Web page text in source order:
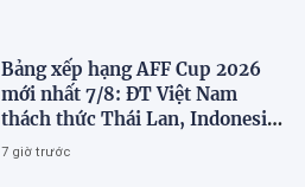
Bảng xếp hạng AFF Cup 2026
mới nhất 7/8: ĐT Việt Nam
thách thức Thái Lan, Indonesia
dừng bước
7 giờ trước